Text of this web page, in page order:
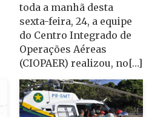
toda a manhã desta
sexta-feira, 24, a equipe
do Centro Integrado de
Operações Aéreas
(CIOPAER) realizou, no[…]